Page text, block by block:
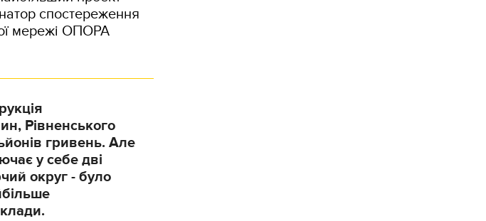
спостереження
мережі ОПОРА
Рівненського
гривень. Але
у себе дві
округ - було